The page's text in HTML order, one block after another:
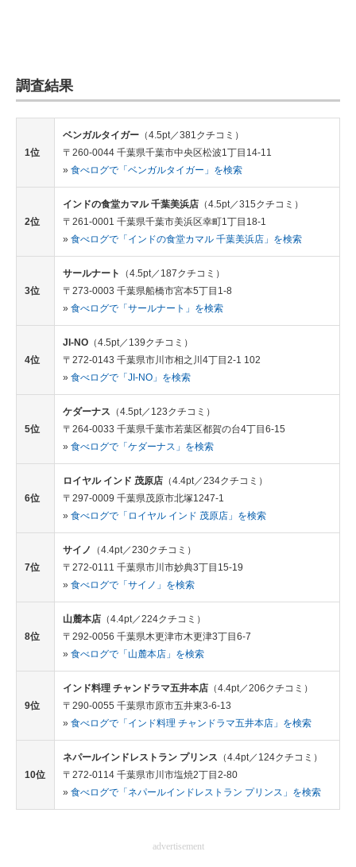
調査結果
1位
ベンガルタイガー （4.5pt／381クチコミ）
〒260-0044 千葉県千葉市中央区松波1丁目14-11
» 食べログで「ベンガルタイガー」を検索
2位
インドの食堂カマル 千葉美浜店 （4.5pt／315クチコミ）
〒261-0001 千葉県千葉市美浜区幸町1丁目18-1
» 食べログで「インドの食堂カマル 千葉美浜店」を検索
3位
サールナート
（4.5pt／187クチコミ）
〒273-0003 千葉県船橋市宮本5丁目1-8
» 食べログで「サールナート」を検索
4位
JI-NO （4.5pt／139クチコミ）
〒272-0143 千葉県市川市相之川4丁目2-1 102
» 食べログで「JI-NO」を検索
5位
ケダーナス （4.5pt／123クチコミ）
〒264-0033 千葉県千葉市若葉区都賀の台4丁目6-15
» 食べログで「ケダーナス」を検索
6位
ロイヤル インド 茂原店 （4.4pt／234クチコミ）
〒297-0009 千葉県茂原市北塚1247-1
» 食べログで「ロイヤル インド 茂原店」を検索
7位
サイノ
（4.4pt／230クチコミ）
〒272-0111 千葉県市川市妙典3丁目15-19
» 食べログで「サイノ」を検索
8位
山麓本店 （4.4pt／224クチコミ）
〒292-0056 千葉県木更津市木更津3丁目6-7
» 食べログで「山麓本店」を検索
9位
インド料理 チャンドラマ五井本店 （4.4pt／206クチコミ）
〒290-0055 千葉県市原市五井東3-6-13
» 食べログで「インド料理 チャンドラマ五井本店」を検索
10位
ネパールインドレストラン プリンス （4.4pt／124クチコミ）
〒272-0114 千葉県市川市塩焼2丁目2-80
» 食べログで「ネパールインドレストラン プリンス」を検索
advertisement